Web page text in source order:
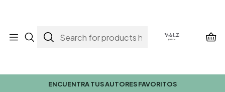
ENCUENTRA TUS AUTORES FAVORITOS